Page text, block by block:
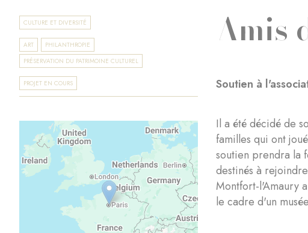
CULTURE ET DIVERSITÉ
ART
PHILANTHROPIE
PRÉSERVATION DU PATRIMOINE CULTUREL
PROJET EN COURS
Amis
Soutien à
Il a été décidé de
familles qui ont
soutien prendra la
destinés à
Montfort-l'Amaury
le cadre d'un